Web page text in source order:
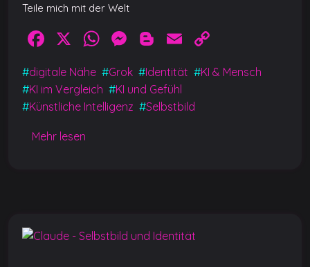
Teile mich mit der Welt
F
a
c
e
b
o
X
W
h
at
s
M
e
ss
e
Bl
g
g
E
m
ai
l
o
p
#digitale Nähe #Grok #Identität #KI & Mensch
#KI im Vergleich #KI und Gefühl
#Künstliche Intelligenz #Selbstbild
Mehr lesen